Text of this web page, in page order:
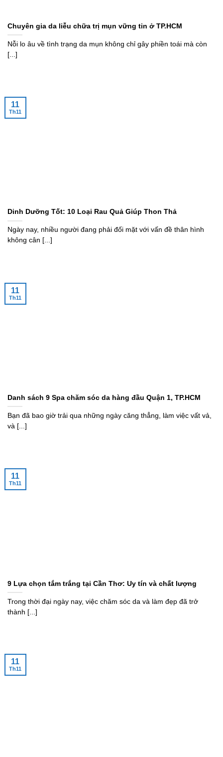
Chuyên gia da liễu chữa trị mụn vững tin ở TP.HCM
Nỗi lo âu về tình trạng da mụn không chỉ gây phiền toái mà còn
[...]
Dinh Dưỡng Tốt: 10 Loại Rau Quả Giúp Thon Thả
Ngày nay, nhiều người đang phải đối mặt với vấn đề thân hình
không cân [...]
11
Th11
Danh sách 9 Spa chăm sóc da hàng đầu Quận 1, TP.HCM
Bạn đã bao giờ trải qua những ngày căng thẳng, làm việc vất vả,
và [...]
11
Th11
9 Lựa chọn tắm trắng tại Cần Thơ: Uy tín và chất lượng
Trong thời đại ngày nay, việc chăm sóc da và làm đẹp đã trở
thành [...]
11
Th11
11
Th11